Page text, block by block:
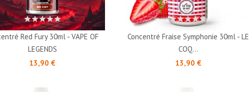
Red Fury 30ml - VAPE OF
LEGENDS
13,90 €
Concentré Fraise Symphonie 30ml - LE
COQ...
13,90 €Prix